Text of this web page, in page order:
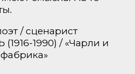
/ сценарист
1990) / «Чарли и